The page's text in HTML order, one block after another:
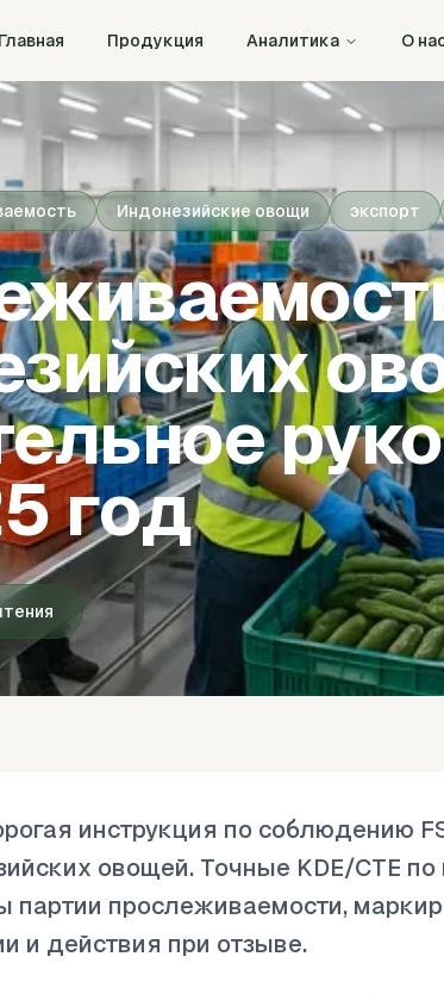
Главная Продукция Аналитика О
Индонезийские овощи экспорт
год
инструкция по соблюдению
овощей. Точные KDE/CTE по
партии прослеживаемости,
и действия при отзыве.